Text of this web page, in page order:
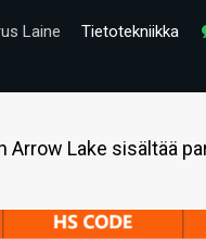
Laine Tietotekniikka
Arrow Lake sisältää